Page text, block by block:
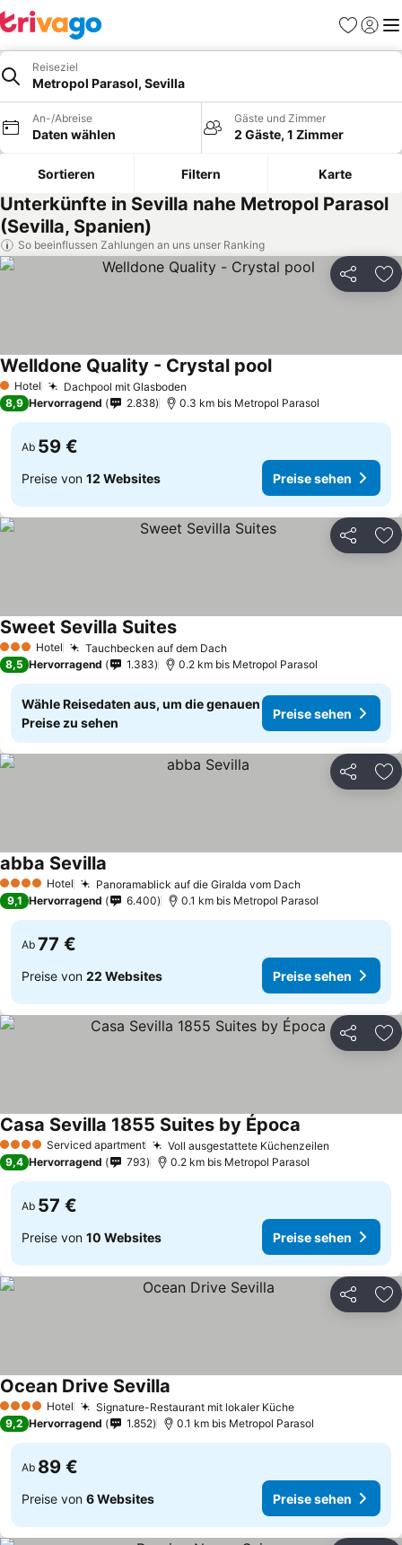
Favoriten
Reiseziel
Metropol Parasol, Sevilla
An-/Abreise
Daten wählen
Gäste und Zimmer
2 Gäste, 1 Zimmer
Sortieren Filtern Karte
Unterkünfte in Sevilla nahe Metropol Parasol
(Sevilla, Spanien)
So beeinflussen Zahlungen an uns unser Ranking
Teilen
1 Sterne
Hotel Dachpool mit Glasboden
Welldone Quality - Crystal pool
8,9 Hervorragend 2.838 0.3 km bis Metropol Parasol
Ab 59 €
Preise von 12 Websites Preise sehen
Teilen
3 SterneHotel Tauchbecken auf dem Dach
Sweet Sevilla Suites
8,5 Hervorragend 1.383 0.2 km bis Metropol Parasol
Wähle Reisedaten aus, um die genauen
Preise zu sehen
Preise sehen
Teilen
4 Sterne Hotel Panoramablick auf die Giralda vom Dach
abba Sevilla
9,1 Hervorragend 6.400 0.1 km bis Metropol Parasol
Ab 77 €
Preise von 22 Websites Preise sehen
Teilen
4 Sterne Serviced apartment Voll ausgestattete Küchenzeilen
Casa Sevilla 1855 Suites by Época
9,4 Hervorragend 793 0.2 km bis Metropol Parasol
Ab 57 €
Preise von 10 Websites Preise sehen
Teilen
4 Sterne Hotel Signature-Restaurant mit lokaler Küche
Ocean Drive Sevilla
9,2 Hervorragend 1.852 0.1 km bis Metropol Parasol
Ab 89 €
Preise von 6 Websites Preise sehen